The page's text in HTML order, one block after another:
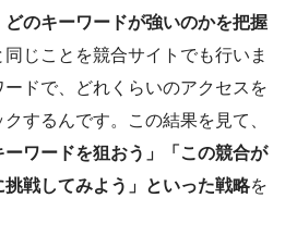
のキーワードが強いのかを把握
じことを競合サイトでも行いま
ドで、どれくらいのアクセスを
するんです。この結果を見て、
ーワードを狙おう」「この競合が
戦してみよう」といった戦略を